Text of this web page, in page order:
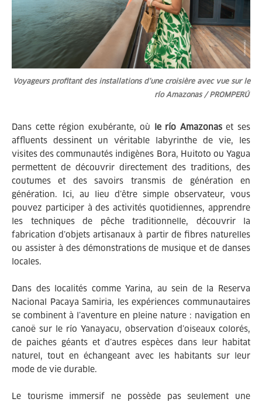
Voyageurs profitant des installations d’une croisière avec vue sur le
río Amazonas / PROMPERÚ
Dans cette région exubérante, où le río Amazonaset ses
affluents dessinent un véritable labyrinthe de vie, les
visites des communautés indigènes Bora, Huitoto ou Yagua
permettent de découvrir directement des traditions, des
coutumes et des savoirs transmis de génération en
génération. Ici, au lieu d’être simple observateur, vous
pouvez participer à des activités quotidiennes, apprendre
les techniques de pêche traditionnelle, découvrir la
fabrication d’objets artisanaux à partir de fibres naturelles
ou assister à des démonstrations de musique et de danses
locales.
Dans des localités comme Yarina, au sein de la Reserva
Nacional Pacaya Samiria, les expériences communautaires
se combinent à l’aventure en pleine nature : navigation en
canoë sur le río Yanayacu, observation d’oiseaux colorés,
de paiches géants et d’autres espèces dans leur habitat
naturel, tout en échangeant avec les habitants sur leur
mode de vie durable.
Le tourisme immersif ne possède pas seulement une